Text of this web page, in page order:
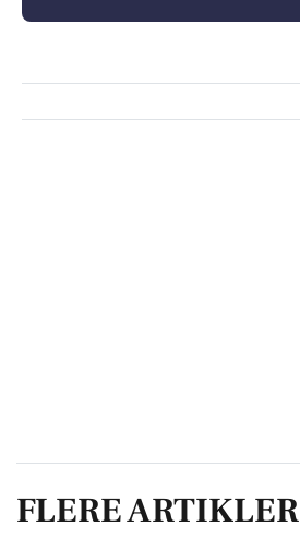
FLERE ARTIKLER